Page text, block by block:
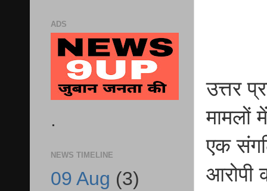
उत्तर
मामलों
एक
आरोपी
ADS
.
NEWS TIMELINE
09 Aug (3)